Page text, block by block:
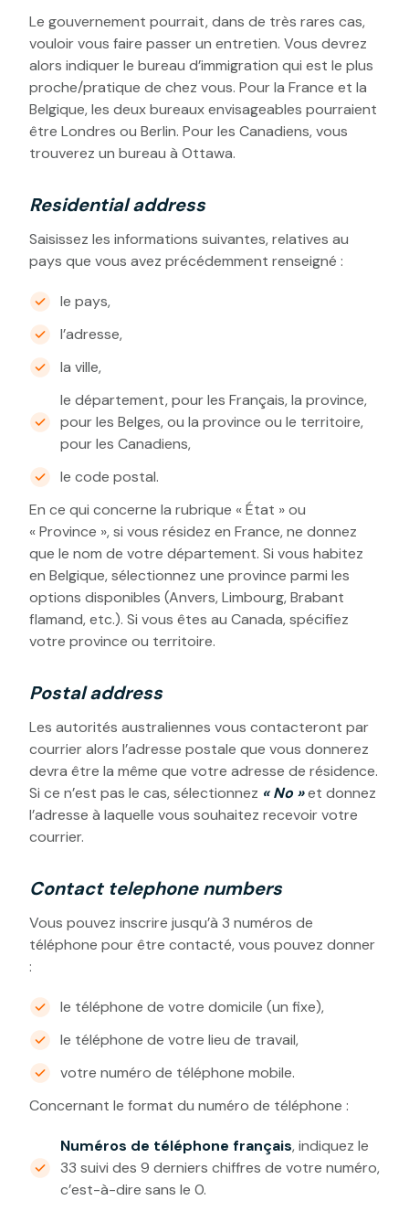
Le gouvernement pourrait, dans de très rares cas,
vouloir vous faire passer un entretien. Vous devrez
alors indiquer le bureau d’immigration qui est le plus
proche/pratique de chez vous. Pour la France et la
Belgique, les deux bureaux envisageables pourraient
être Londres ou Berlin. Pour les Canadiens, vous
trouverez un bureau à Ottawa.
Residential address
Saisissez les informations suivantes, relatives au
pays que vous avez précédemment renseigné :
le pays,
l’adresse,
la ville,
le département, pour les Français, la province,
pour les Belges, ou la province ou le territoire,
pour les Canadiens,
le code postal.
En ce qui concerne la rubrique « État » ou
« Province », si vous résidez en France, ne donnez
que le nom de votre département. Si vous habitez
en Belgique, sélectionnez une province parmi les
options disponibles (Anvers, Limbourg, Brabant
flamand, etc.). Si vous êtes au Canada, spécifiez
votre province ou territoire.
Postal address
Les autorités australiennes vous contacteront par
courrier alors l’adresse postale que vous donnerez
devra être la même que votre adresse de résidence.
Si ce n’est pas le cas, sélectionnez « No »et donnez
l’adresse à laquelle vous souhaitez recevoir votre
courrier.
Contact telephone numbers
Vous pouvez inscrire jusqu’à 3 numéros de
téléphone pour être contacté, vous pouvez donner
:
le téléphone de votre domicile (un fixe),
le téléphone de votre lieu de travail,
votre numéro de téléphone mobile.
Concernant le format du numéro de téléphone :
Numéros de téléphone français, indiquez le
33 suivi des 9 derniers chiffres de votre numéro,
c’est-à-dire sans le 0.